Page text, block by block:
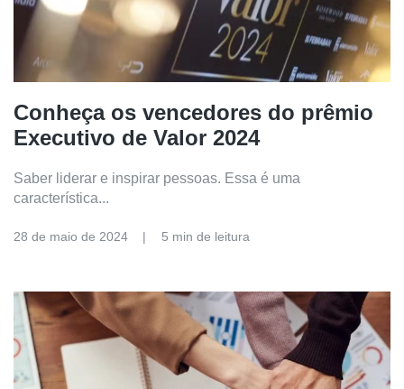
Conheça os vencedores do prêmio
Executivo de Valor 2024
Saber liderar e inspirar pessoas. Essa é uma
característica...
28 de maio de 2024 5 min de leitura